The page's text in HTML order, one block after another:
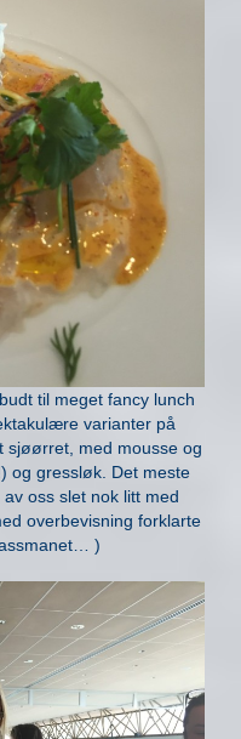
til meget fancy lunch
varianter på
sjøørret, med mousse og
og gressløk. Det meste
oss slet nok litt med
overbevisning forklarte
)